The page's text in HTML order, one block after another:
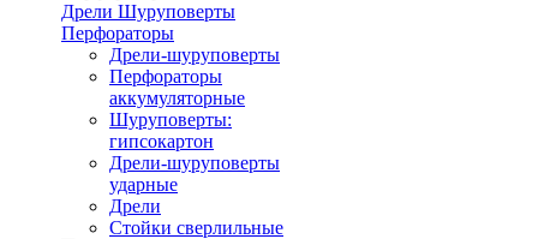
Дрели Шуруповерты
Перфораторы
Дрели-шуруповерты
Перфораторы
аккумуляторные
Шуруповерты:
гипсокартон
Дрели-шуруповерты
ударные
Дрели
Стойки сверлильные